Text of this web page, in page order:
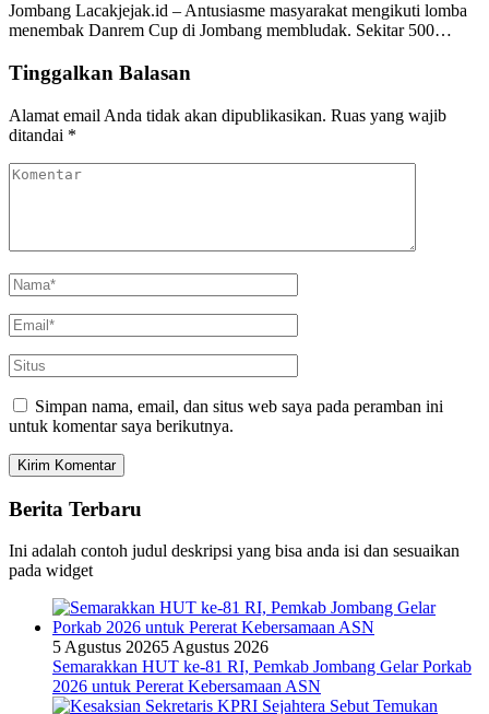
Jombang Lacakjejak.id – Antusiasme masyarakat mengikuti lomba
menembak Danrem Cup di Jombang membludak. Sekitar 500…
Tinggalkan Balasan
Alamat email Anda tidak akan dipublikasikan. Ruas yang wajib
ditandai *
Simpan nama, email, dan situs web saya pada peramban ini
untuk komentar saya berikutnya.
Berita Terbaru
Ini adalah contoh judul deskripsi yang bisa anda isi dan sesuaikan
pada widget
5 Agustus 20265 Agustus 2026
Semarakkan HUT ke-81 RI, Pemkab Jombang Gelar Porkab
2026 untuk Pererat Kebersamaan ASN